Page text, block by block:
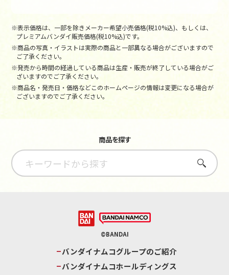
※表示価格は、一部を除きメーカー希望小売価格(税10%込)、もしくは、
プレミアムバンダイ販売価格(税10%込)です。
※商品の写真・イラストは実際の商品と一部異なる場合がございますので
ご了承ください。
※発売から時間の経過している商品は生産・販売が終了している場合がご
ざいますのでご了承ください。
※商品名・発売日・価格などこのホームページの情報は変更になる場合が
ございますのでご了承ください。
商品を探す
さがす
©BANDAI
バンダイナムコグループのご紹介
バンダイナムコホールディングス